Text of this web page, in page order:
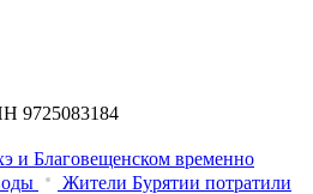
9725083184
и Благовещенском временно
Жители Бурятии потратили